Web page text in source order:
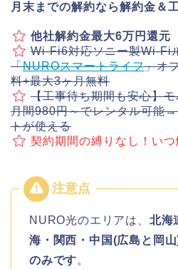
月末までの解約なら解約金＆
他社解約金最大6万円還元
Wi-Fi6対応ソニー製Wi-Fi
「NUROスマートライフ」オ
料+最大3ヶ月無料
【工事待ち期間も安心】
月間980円～でレンタル可能
トが使える
契約期間の縛りなし！いつ
NURO光のエリアは、 北海
海・関西・中国(広島と岡
のみです。